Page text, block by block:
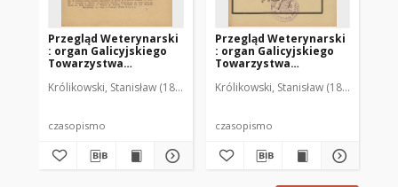
Przegląd Weterynarski
: organ Galicyjskiego
Towarzystwa
czasopismo
1905 R. 20, nr 4
Królikowski, Stanisław (1853-1924). Red.
czasopismo
Przegląd Weterynarski
: organ Galicyjskiego
Towarzystwa
czasopismo
1905 R. 20, nr 5
Królikowski, Stanisław (1853-1924).
czasopismo